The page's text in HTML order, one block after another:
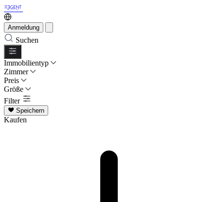
Anmeldung
Suchen
Immobilientyp
Zimmer
Preis
Größe
Filter
Speichern
Kaufen